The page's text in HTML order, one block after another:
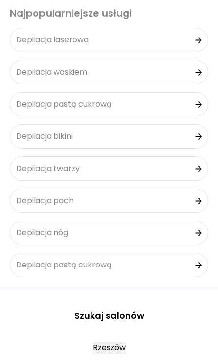
Najpopularniejsze usługi
Depilacja laserowa
Depilacja woskiem
Depilacja pastą cukrową
Depilacja bikini
Depilacja twarzy
Depilacja pach
Depilacja nóg
Depilacja pastą cukrową
Szukaj salonów
Rzeszów